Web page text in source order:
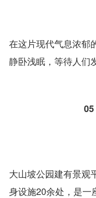
在这片现代气息浓郁
静卧浅眠，等待人们
05
大山坡公园建有景观
身设施20余处，是一